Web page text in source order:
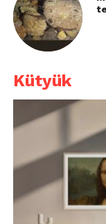
Kütyük